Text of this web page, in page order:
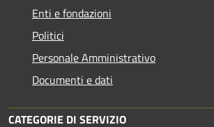
Enti e fondazioni
Politici
Personale Amministrativo
Documenti e dati
CATEGORIE DI SERVIZIO